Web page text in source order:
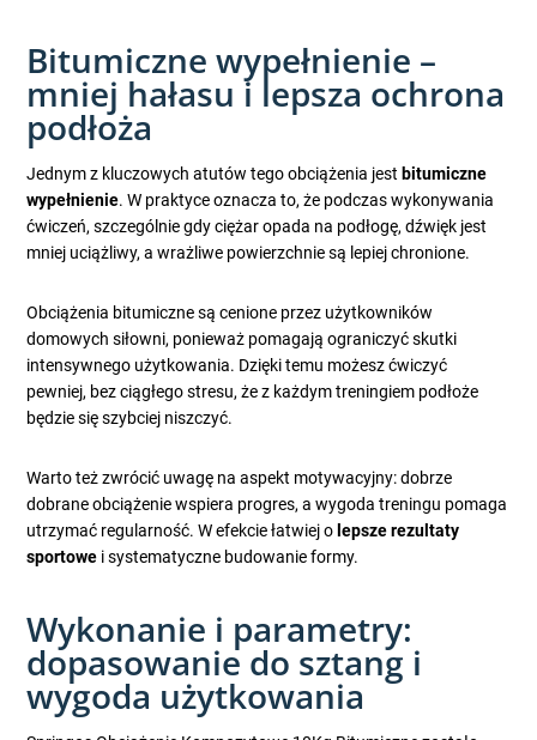
Bitumiczne wypełnienie –
mniej hałasu i lepsza ochrona
podłoża
Jednym z kluczowych atutów tego obciążenia jest bitumiczne
wypełnienie. W praktyce oznacza to, że podczas wykonywania
ćwiczeń, szczególnie gdy ciężar opada na podłogę, dźwięk jest
mniej uciążliwy, a wrażliwe powierzchnie są lepiej chronione.
Obciążenia bitumiczne są cenione przez użytkowników
domowych siłowni, ponieważ pomagają ograniczyć skutki
intensywnego użytkowania. Dzięki temu możesz ćwiczyć
pewniej, bez ciągłego stresu, że z każdym treningiem podłoże
będzie się szybciej niszczyć.
Warto też zwrócić uwagę na aspekt motywacyjny: dobrze
dobrane obciążenie wspiera progres, a wygoda treningu pomaga
utrzymać regularność. W efekcie łatwiej o lepsze rezultaty
sportowe i systematyczne budowanie formy.
Wykonanie i parametry:
dopasowanie do sztang i
wygoda użytkowania